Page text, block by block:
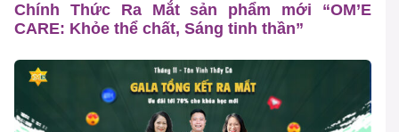
Chính Thức Ra Mắt sản phẩm mới “OM’E
CARE: Khỏe thể chất, Sáng tinh thần”